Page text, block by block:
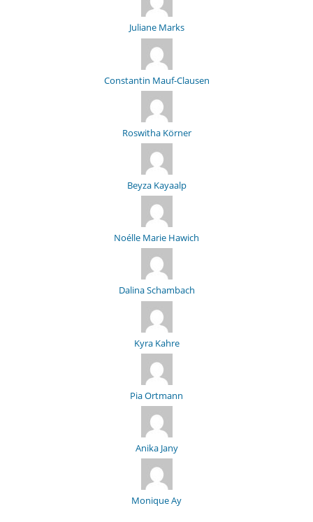
Juliane Marks
Constantin Mauf-Clausen
Roswitha Körner
Beyza Kayaalp
Noélle Marie Hawich
Dalina Schambach
Kyra Kahre
Pia Ortmann
Anika Jany
Monique Ay